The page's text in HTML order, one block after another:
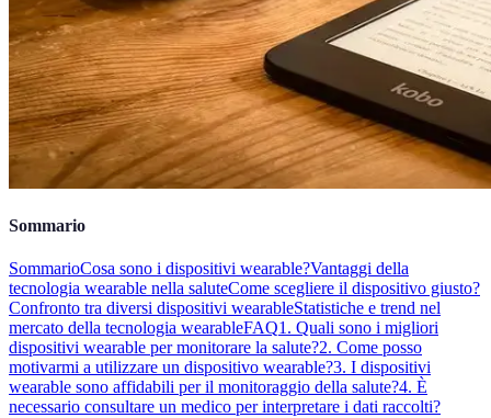
Sommario
SommarioCosa sono i dispositivi wearable?Vantaggi della
tecnologia wearable nella saluteCome scegliere il dispositivo giusto?
Confronto tra diversi dispositivi wearableStatistiche e trend nel
mercato della tecnologia wearableFAQ1. Quali sono i migliori
dispositivi wearable per monitorare la salute?2. Come posso
motivarmi a utilizzare un dispositivo wearable?3. I dispositivi
wearable sono affidabili per il monitoraggio della salute?4. È
necessario consultare un medico per interpretare i dati raccolti?